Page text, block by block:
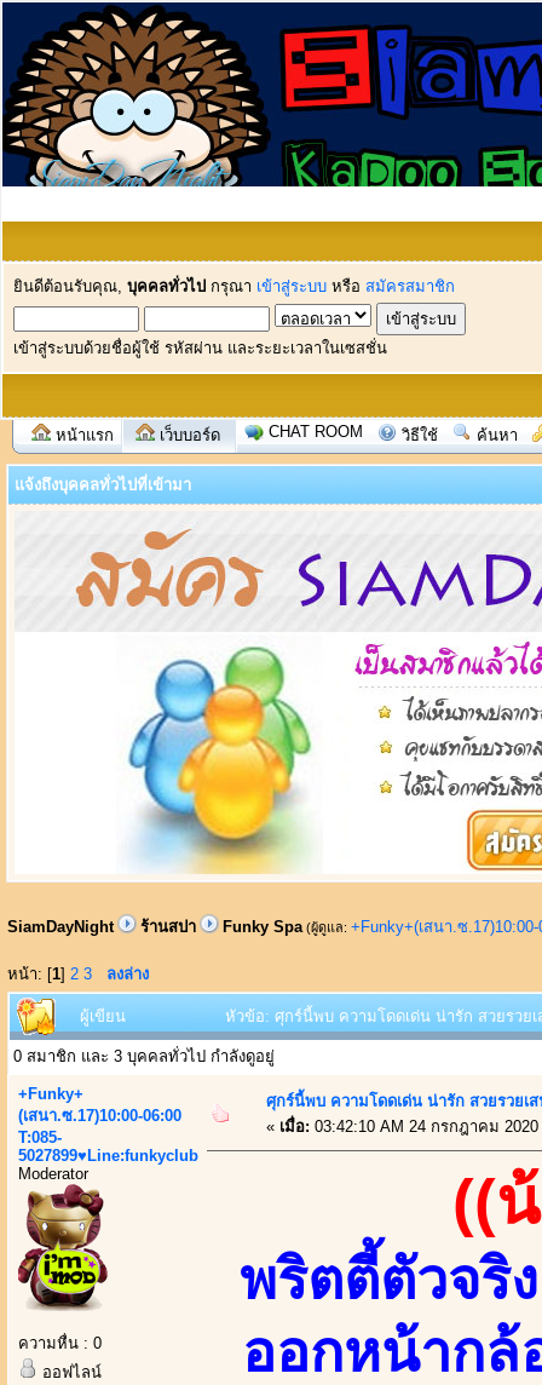
ยินดีต้อนรับคุณ, บุคคลทั่วไป กรุณา เข้าสู่ระบบ หรือ สมัครสมาชิก
เข้าสู่ระบบด้วยชื่อผู้ใช้ รหัสผ่าน และระยะเวลาในเซสชั่น
หน้าแรก เว็บบอร์ด CHAT ROOM วิธีใช้ ค้นหา
แจ้งถึงบุคคลทั่วไปที่เข้ามา
SiamDayNight ร้านสปา Funky Spa (ผู้ดูแล: +Funky+(เสนา.ซ
หน้า: [1] 2 3 ลงล่าง
ผู้เขียน หัวข้อ: ศุกร์นี้พบ ความโดดเด่น น่ารัก สวยรวย
0 สมาชิก และ 3 บุคคลทั่วไป กำลังดูอยู่
+Funky+
(เสนา.ซ.17)10:00-06:00
T:085-
5027899♥Line:funkyclub
Moderator
ความหื่น : 0
ออฟไลน์
ศุกร์นี้พบ ความโดดเด่น น่ารัก สวยรวยเ
« เมื่อ: 03:42:10 AM 24 กรกฎาคม 2020
((
พริตตี้ตัวจริ
ออกหน้ากล้